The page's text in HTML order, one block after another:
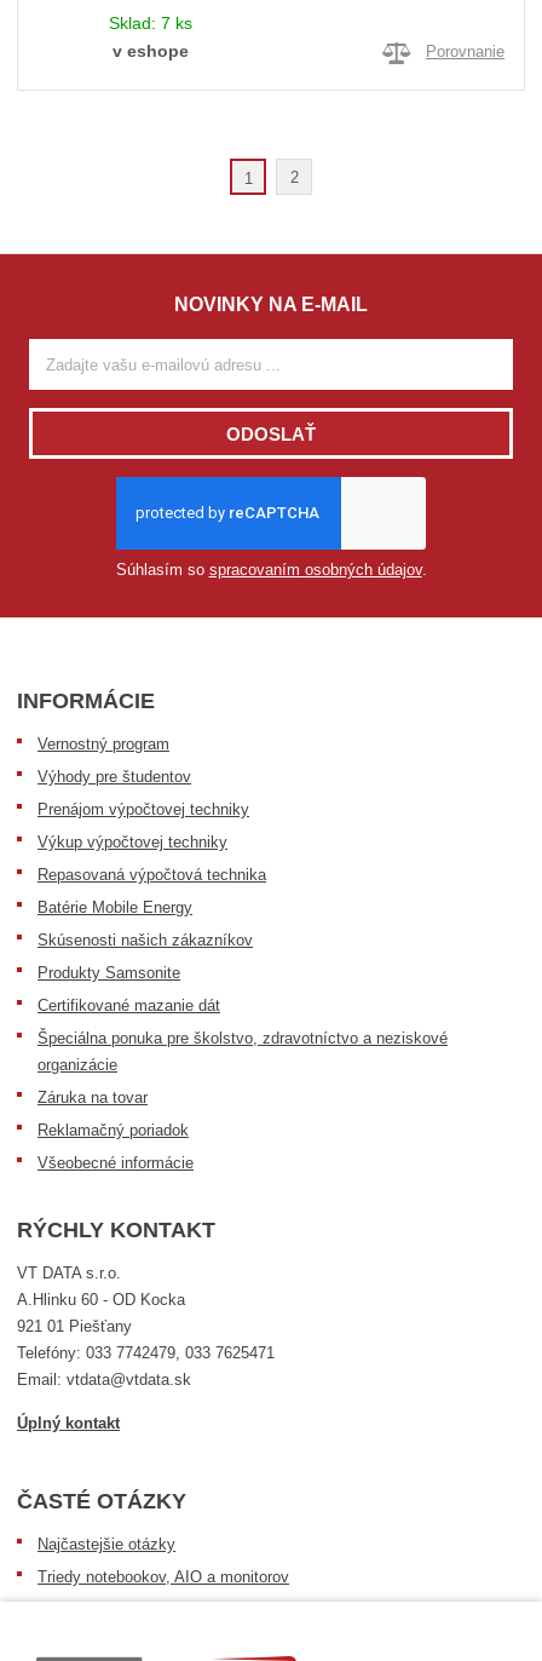
Sklad: 7 ks
v eshope
Porovnanie
1 2
NOVINKY NA E-MAIL
ODOSLAŤ
Súhlasím so spracovaním osobných údajov.
INFORMÁCIE
Vernostný program
Výhody pre študentov
Prenájom výpočtovej techniky
Výkup výpočtovej techniky
Repasovaná výpočtová technika
Batérie Mobile Energy
Skúsenosti našich zákazníkov
Produkty Samsonite
Certifikované mazanie dát
Špeciálna ponuka pre školstvo, zdravotníctvo a neziskové
organizácie
Záruka na tovar
Reklamačný poriadok
Všeobecné informácie
RÝCHLY KONTAKT
VT DATA s.r.o.
A.Hlinku 60 - OD Kocka
921 01 Piešťany
Telefóny: 033 7742479, 033 7625471
Email: vtdata@vtdata.sk
Úplný kontakt
ČASTÉ OTÁZKY
Najčastejšie otázky
Triedy notebookov, AIO a monitorov